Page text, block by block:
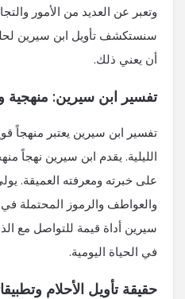
وتعبر عن العديد من الأمور
سنستكشف تأويل ابن سيرين
أن يعني ذلك.
تفسير ابن سيرين: منهجية
تفسير ابن سيرين يعتبر منهجاً
الليلية. يقدم ابن سيرين نهجاً
على خبرته ومعرفته العميقة.
والعواطف والرموز المحتملة في
سيرين أداة قيمة للتواصل مع
في الحياة اليومية.
حقيقة تأويل الأحلام